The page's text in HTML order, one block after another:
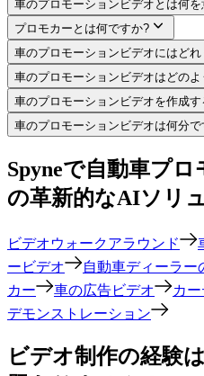
ンプレートは当社にお任せく
始める 無料でお試しくださ
Spyneの車のプロモーション
あらゆるシナリオ
当社のテクノロジーはビデオ
新車発表、季節のセール、デ
きるようにします。
始める 無料でお試しくださ
お客様の声
★★★ ★★